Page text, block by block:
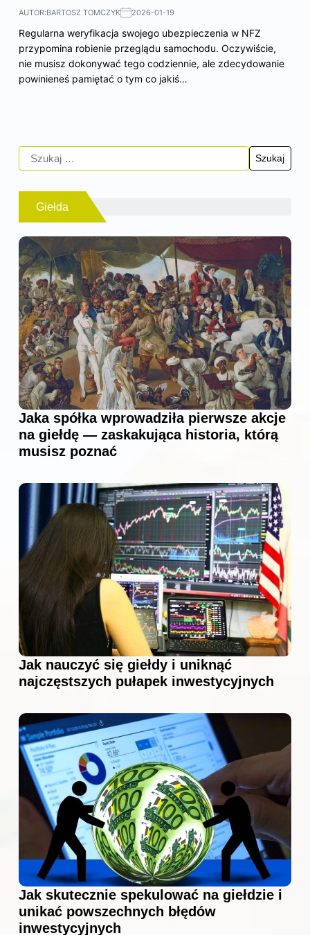
AUTOR:BARTOSZ TOMCZYK 2026-01-19
Regularna weryfikacja swojego ubezpieczenia w NFZ
przypomina robienie przeglądu samochodu. Oczywiście,
nie musisz dokonywać tego codziennie, ale zdecydowanie
powinieneś pamiętać o tym co jakiś…
Giełda
Jaka spółka wprowadziła pierwsze akcje
na giełdę — zaskakująca historia, którą
musisz poznać
Jak nauczyć się giełdy i uniknąć
najczęstszych pułapek inwestycyjnych
Jak skutecznie spekulować na giełdzie i
unikać powszechnych błędów
inwestycyjnych